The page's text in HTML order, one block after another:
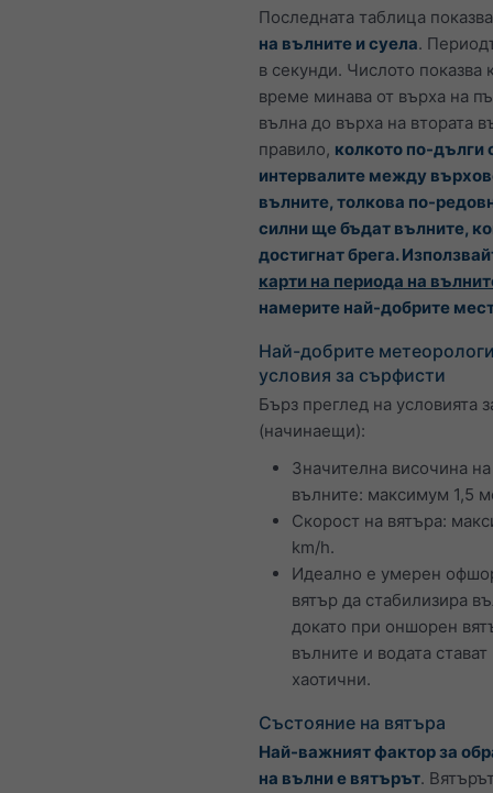
Последната таблица
на вълните и суела.
в секунди. Числото показва
време минава от върха на
вълна до върха на втората
правило, колкото по-дълги
интервалите между
вълните, толкова по-
силни ще бъдат вълните,
достигнат брега.
карти на периода на
намерите най-добрите
Най-добрите
условия за сърфисти
Бърз преглед на условията
(начинаещи):
Значителна височина на
вълните: максимум 1,5
Скорост на вятъра:
km/h.
Идеално е умерен
вятър да стабилизира
докато при оншорен
вълните и водата стават
хаотични.
Състояние на вятъра
Най-важният фактор за
на вълни е вятърът.